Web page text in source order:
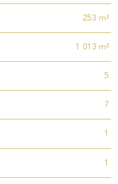
253 m²
1 013 m²
5
7
1
1